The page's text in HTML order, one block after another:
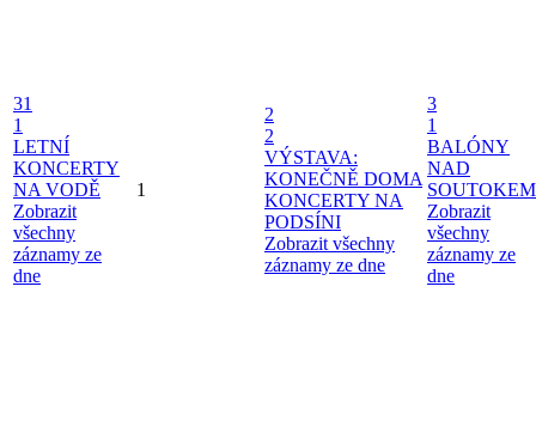
31
1
LETNÍ
KONCERTY
NA VODĚ
Zobrazit
všechny
záznamy ze
dne
1
2
2
VÝSTAVA:
KONEČNĚ DOMA
KONCERTY NA
PODSÍNI
Zobrazit všechny
záznamy ze dne
3
1
BALÓNY
NAD
SOUTOKEM
Zobrazit
všechny
záznamy ze
dne